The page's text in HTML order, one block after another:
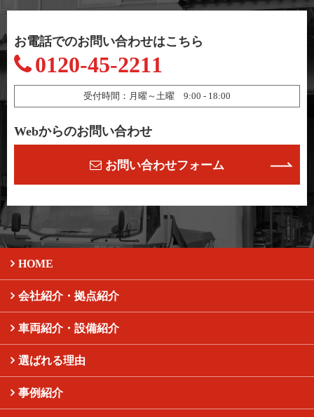
お電話でのお問い合わせはこちら
0120-45-2211
受付時間：月曜～土曜 9:00 - 18:00
Webからのお問い合わせ
お問い合わせフォーム
HOME
会社紹介・拠点紹介
車両紹介・設備紹介
選ばれる理由
事例紹介